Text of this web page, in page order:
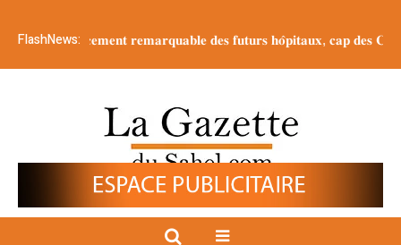
FlashNews:
𝐥’𝐚𝐯𝐚𝐧𝐜𝐞𝐦𝐞𝐧𝐭 𝐫𝐞𝐦𝐚𝐫𝐪𝐮𝐚𝐛𝐥𝐞 𝐝𝐞𝐬 𝐟𝐮𝐭𝐮𝐫𝐬 𝐡𝐨̂𝐩𝐢𝐭𝐚𝐮𝐱, 𝐜𝐚𝐩 𝐝𝐞𝐬